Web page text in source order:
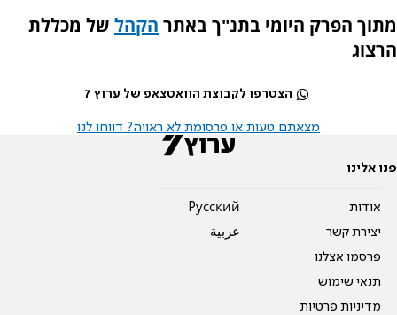
מתוך הפרק היומי בתנ"ך באתר הקהל של מכללת
הרצוג
הצטרפו לקבוצת הוואטצאפ של ערוץ 7
מצאתם טעות או פרסומת לא ראויה? דווחו לנו
פנו אלינו
אודות
יצירת קשר
פרסמו אצלנו
תנאי שימוש
מדיניות פרטיות
Pусский
عربية